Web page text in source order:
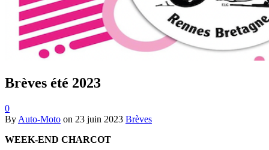
Brèves été 2023
0
By Auto-Moto on 23 juin 2023 Brèves
WEEK-END CHARCOT